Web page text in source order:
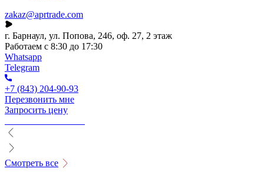
zakaz@aprtrade.com
г. Барнаул, ул. Попова, 246, оф. 27, 2 этаж
Работаем с 8:30 до 17:30
Whatsapp
Telegram
+7 (843) 204-90-93
Перезвонить мне
Запросить цену
Смотреть все